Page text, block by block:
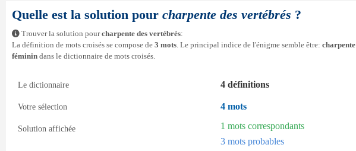
Quelle est la solution pour charpente des vertébrés ?
Trouver la solution pourcharpente des vertébrés:
La définition de mots croisés se compose de 3 mots. Le principal indice de l'énigme semble être: charpente
féminin dans le dictionnaire de mots croisés.
Le dictionnaire 4 définitions
Votre sélection 4 mots
Solution affichée
1 mots correspondants
3 mots probables